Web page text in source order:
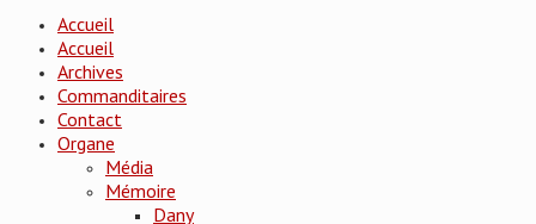
Accueil
Accueil
Archives
Commanditaires
Contact
Organe
Média
Mémoire
Dany